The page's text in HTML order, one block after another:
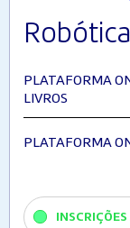
PLATAFORMA
LIVROS
PLATAFORMA
INSCRIÇÕES